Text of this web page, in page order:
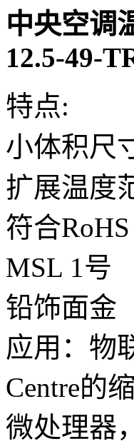
中央空调
12.5-49-
特点:
小体积尺
扩展温度
符合
MSL 1号
铅饰面金
应用： 物
Centre的
微处理器，